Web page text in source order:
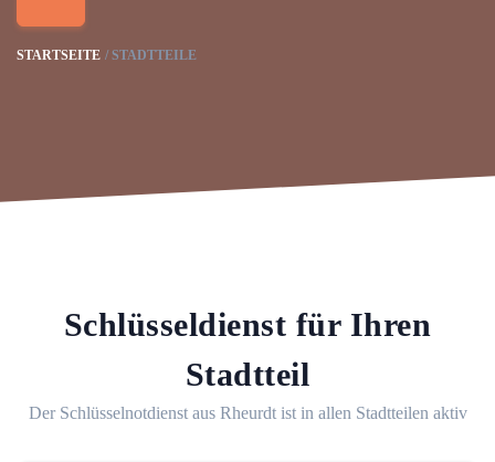
STARTSEITE STADTTEILE
Schlüsseldienst für Ihren
Stadtteil
Der Schlüsselnotdienst aus Rheurdt ist in allen Stadtteilen aktiv